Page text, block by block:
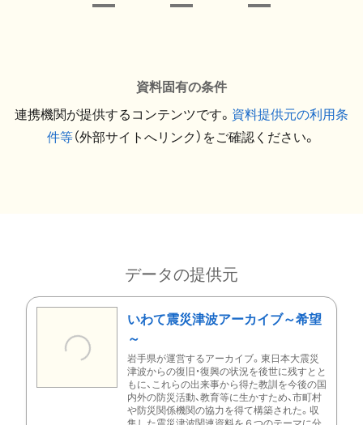
資料固有の条件
連携機関が提供するコンテンツです。 資料提供元の利用条
件等（外部サイトへリンク）をご確認ください。
データの提供元
いわて震災津波アーカイブ～希望
～
岩手県が運営するアーカイブ。東日本大震災
津波からの復旧・復興の状況を後世に残すとと
もに、これらの出来事から得た教訓を今後の国
内外の防災活動、教育等に生かすため、市町村
や防災関係機関の協力を得て構築された。収